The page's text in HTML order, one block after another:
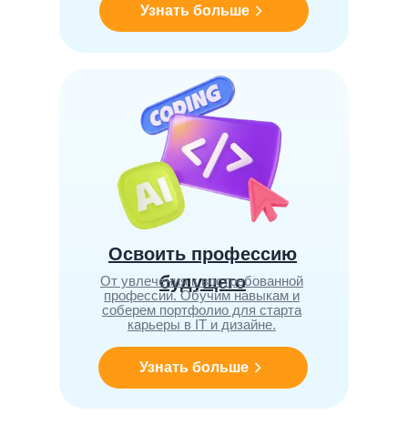
Узнать больше
Узнать больше
Освоить профессию
будущего
От увлечения к востребованной
профессии. Обучим навыкам и
соберем портфолио для старта
карьеры в IT и дизайне.